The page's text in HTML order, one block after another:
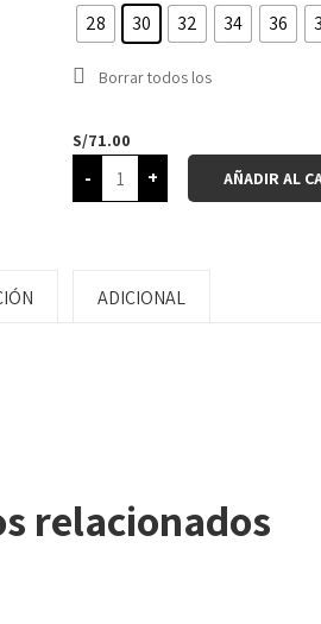
28 30 32 34 36
Borrar todos los
S/71.00
- + AÑADIR AL
ADICIONAL
relacionados